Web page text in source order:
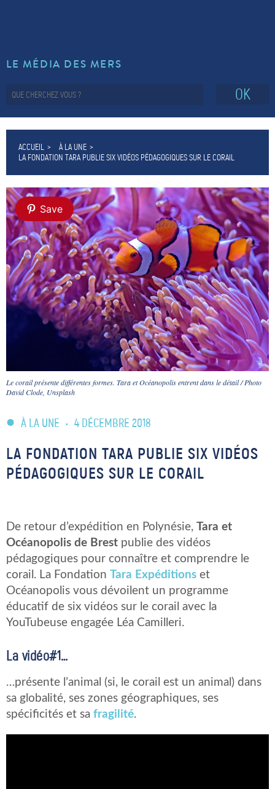
LE MÉDIA DES MERS
OK
ACCUEIL
À LA UNE
LA FONDATION TARA PUBLIE SIX VIDÉOS PÉDAGOGIQUES SUR LE CORAIL
Save
Le corail présente différentes formes. Tara et Océanopolis entrent dans le détail / Photo
David Clode, Unsplash
À LA UNE • 4 DÉCEMBRE 2018
LA FONDATION TARA PUBLIE SIX VIDÉOS
PÉDAGOGIQUES SUR LE CORAIL
De retour d’expédition en Polynésie,
Tara et
Océanopolis de Brest publie des vidéos
pédagogiques pour connaître et comprendre le
corail. La Fondation
Tara Expéditions et
Océanopolis vous dévoilent un programme
éducatif de six vidéos sur le corail avec la
YouTubeuse engagée Léa Camilleri.
La vidéo#1…
…présente l’animal (si, le corail est un animal) dans
sa globalité, ses zones géographiques, ses
spécificités et sa fragilité.